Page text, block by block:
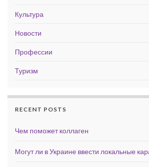
Культура
Новости
Профессии
Туризм
RECENT POSTS
Чем поможет коллаген
Могут ли в Украине ввести локальные